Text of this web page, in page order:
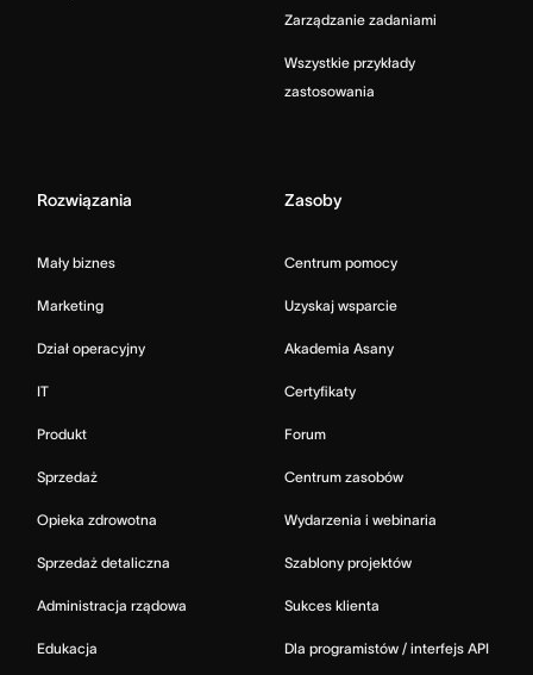
Zarządzanie zadaniami
Wszystkie przykłady
zastosowania
Rozwiązania
Mały biznes
Marketing
Dział operacyjny
IT
Produkt
Sprzedaż
Opieka zdrowotna
Sprzedaż detaliczna
Administracja rządowa
Edukacja
Zasoby
Centrum pomocy
Uzyskaj wsparcie
Akademia Asany
Certyfikaty
Forum
Centrum zasobów
Wydarzenia i webinaria
Szablony projektów
Sukces klienta
Dla programistów / interfejs API